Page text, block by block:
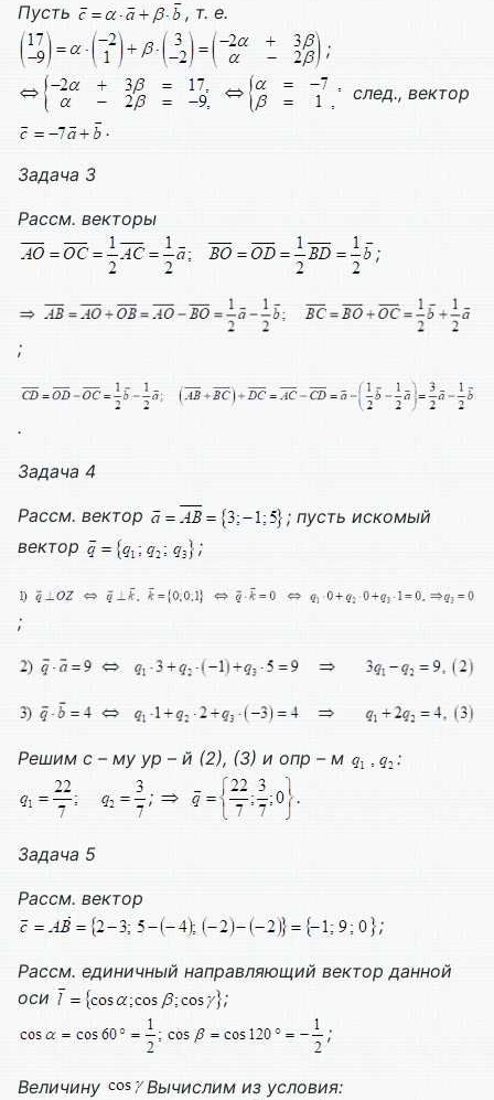
Пусть
, т. е.
;
след., вектор
.
Задача 3
Рассм. векторы
;
;
.
Задача 4
Рассм. вектор
; пусть искомый
вектор
;
;
Решим с – му ур – й (2), (3) и опр – м
:
;
.
Задача 5
Рассм. вектор
;
Рассм. единичный направляющий вектор данной
оси
;
;
Величину
Вычислим из условия: